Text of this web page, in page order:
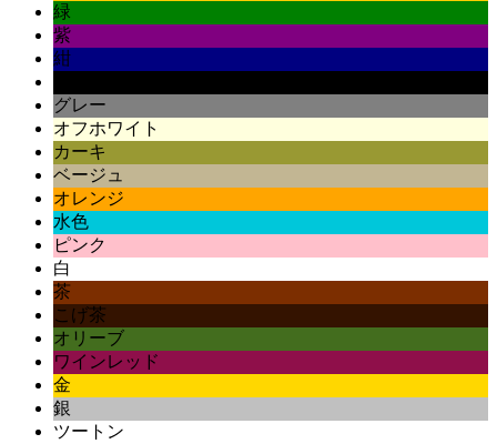
緑
紫
紺
グレー
オフホワイト
カーキ
ベージュ
オレンジ
水色
ピンク
白
茶
こげ茶
オリーブ
ワインレッド
金
銀
ツートン